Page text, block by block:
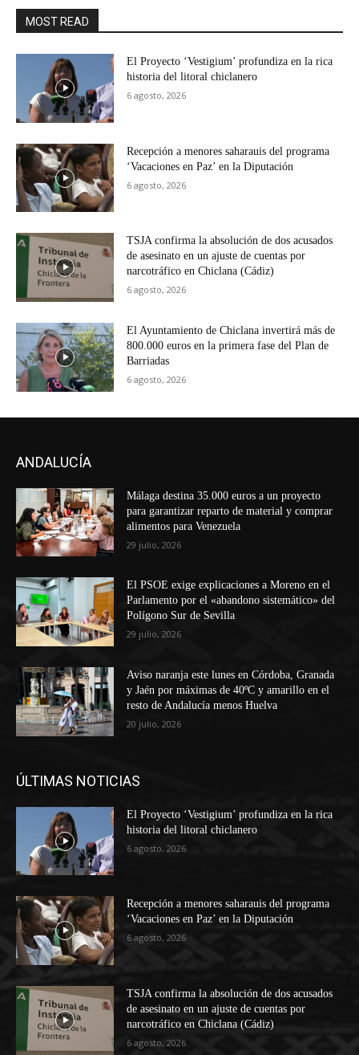
MOST READ
El Proyecto ‘Vestigium’ profundiza en la rica
historia del litoral chiclanero
6 agosto, 2026
Recepción a menores saharauis del programa
‘Vacaciones en Paz’ en la Diputación
6 agosto, 2026
TSJA confirma la absolución de dos acusados
de asesinato en un ajuste de cuentas por
narcotráfico en Chiclana (Cádiz)
6 agosto, 2026
El Ayuntamiento de Chiclana invertirá más de
800.000 euros en la primera fase del Plan de
Barriadas
6 agosto, 2026
ANDALUCÍA
Málaga destina 35.000 euros a un proyecto
para garantizar reparto de material y comprar
alimentos para Venezuela
29 julio, 2026
El PSOE exige explicaciones a Moreno en el
Parlamento por el «abandono sistemático» del
Polígono Sur de Sevilla
29 julio, 2026
Aviso naranja este lunes en Córdoba, Granada
y Jaén por máximas de 40ºC y amarillo en el
resto de Andalucía menos Huelva
20 julio, 2026
ÚLTIMAS NOTICIAS
El Proyecto ‘Vestigium’ profundiza en la rica
historia del litoral chiclanero
6 agosto, 2026
Recepción a menores saharauis del programa
‘Vacaciones en Paz’ en la Diputación
6 agosto, 2026
TSJA confirma la absolución de dos acusados
de asesinato en un ajuste de cuentas por
narcotráfico en Chiclana (Cádiz)
6 agosto, 2026